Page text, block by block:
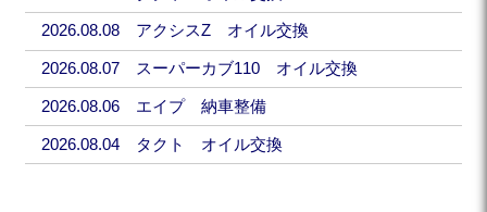
2026.08.08 アクシスZ オイル交換
2026.08.07 スーパーカブ110 オイル交換
2026.08.06 エイプ 納車整備
2026.08.04 タクト オイル交換